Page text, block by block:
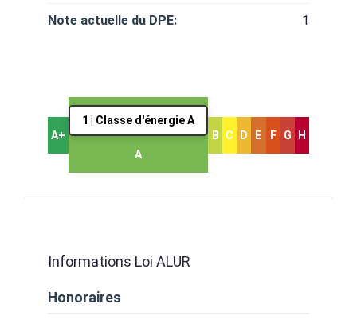
Note actuelle du DPE: 1
A+
1 | Classe d'énergie A
A
B C D E F G H
Informations Loi ALUR
Honoraires